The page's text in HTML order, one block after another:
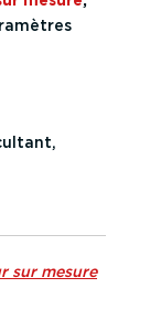
sur mesure